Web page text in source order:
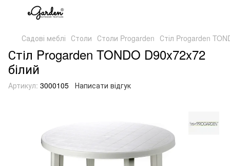
Садові меблі Столи Столи Progarden Стіл Progarden
Стіл Progarden TONDO D90x72x72
білий
Артикул: 3000105 Написати відгук